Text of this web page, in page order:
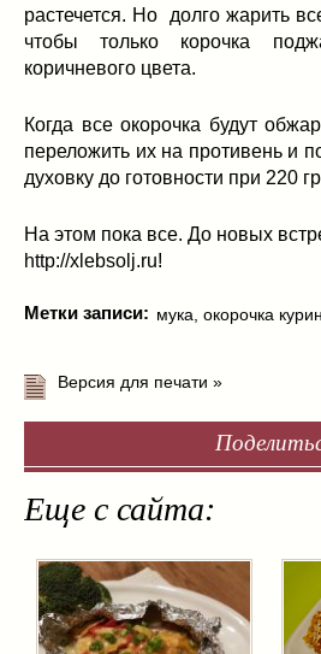
растечется. Но долго жарить
чтобы только корочка
коричневого цвета.
Когда все окорочка будут
переложить их на противень и
духовку до готовности при 220
На этом пока все. До новых
http://xlebsolj.ru!
Метки записи: мука окорочка
Версия для печати »
Еще с сайта: